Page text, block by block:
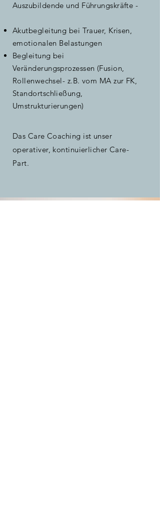
Auszubildende und Führungskräfte -
Akutbegleitung bei Trauer, Krisen,
emotionalen Belastungen
Begleitung bei
Veränderungsprozessen (Fusion,
Rollenwechsel- z.B. vom MA zur FK,
Standortschließung,
Umstrukturierungen)
Das Care Coaching ist unser
operativer, kontinuierlicher Care-
Part.